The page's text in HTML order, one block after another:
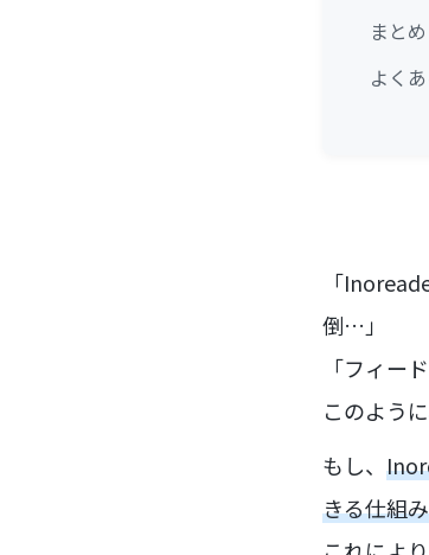
まとめ
よく
「
倒…」
「フィー
このよう
もし、
きる仕組み